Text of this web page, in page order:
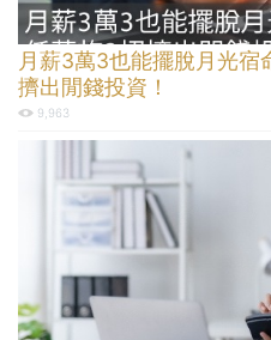
月薪3萬3也能擺脫月光
擠出閒錢投資！
9,963